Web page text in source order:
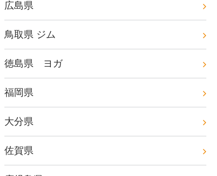
広島県
鳥取県 ジム
徳島県 ヨガ
福岡県
大分県
佐賀県